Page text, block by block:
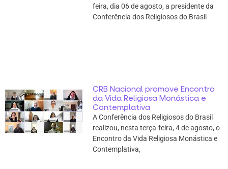
feira, dia 06 de agosto, a presidente da
Conferência dos Religiosos do Brasil
CRB Nacional promove Encontro
da Vida Religiosa Monástica e
Contemplativa
A Conferência dos Religiosos do Brasil
realizou, nesta terça-feira, 4 de agosto, o
Encontro da Vida Religiosa Monástica e
Contemplativa,